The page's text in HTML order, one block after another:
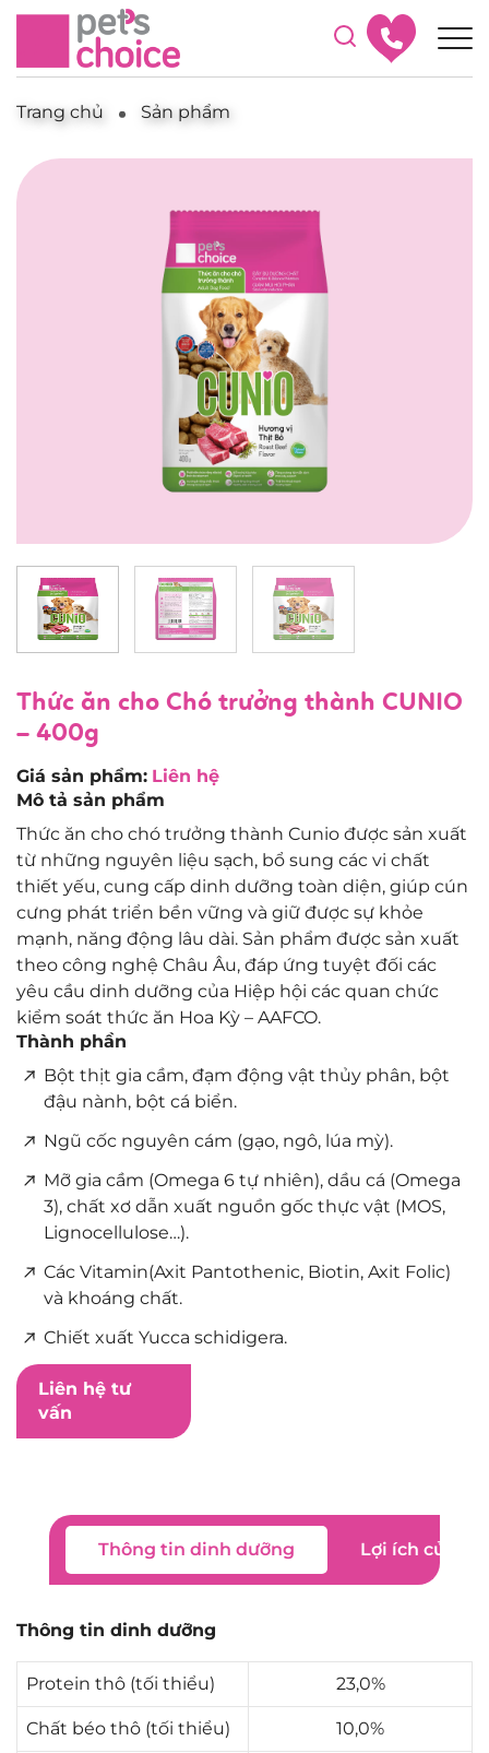
Trang chủ Sản phẩm
Thức ăn cho Chó trưởng thành CUNIO
– 400g
Giá sản phẩm: Liên hệ
Mô tả sản phẩm
Thức ăn cho chó trưởng thành Cunio được sản xuất
từ những nguyên liệu sạch, bổ sung các vi chất
thiết yếu, cung cấp dinh dưỡng toàn diện, giúp cún
cưng phát triển bền vững và giữ được sự khỏe
mạnh, năng động lâu dài. Sản phẩm được sản xuất
theo công nghệ Châu Âu, đáp ứng tuyệt đối các
yêu cầu dinh dưỡng của Hiệp hội các quan chức
kiểm soát thức ăn Hoa Kỳ – AAFCO.
Thành phần
Bột thịt gia cầm, đạm động vật thủy phân, bột
đậu nành, bột cá biển.
Ngũ cốc nguyên cám (gạo, ngô, lúa mỳ).
Mỡ gia cầm (Omega 6 tự nhiên), dầu cá (Omega
3), chất xơ dẫn xuất nguồn gốc thực vật (MOS,
Lignocellulose…).
Các Vitamin(Axit Pantothenic, Biotin, Axit Folic)
và khoáng chất.
Chiết xuất Yucca schidigera.
Liên hệ tư
vấn
Thông tin dinh dưỡng Lợi ích của
Thông tin dinh dưỡng
Protein thô (tối thiểu) 23,0%
Chất béo thô (tối thiểu) 10,0%